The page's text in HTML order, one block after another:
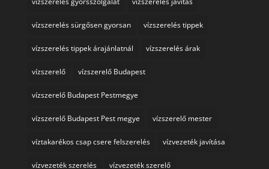
vízszerelés sürgősen gyorsan vízszerelés tippek
vízszerelés tippek árajánlatnál vízszerelés árak
vízszerelő vízszerelő Budapest
vízszerelő Budapest Pestmegye
vízszerelő Budapest Pest megye vízszerelő mester
víztakarékos csap csere felszerelés vízvezeték javítása
vízvezeték szerelés vízvezeték szerelő